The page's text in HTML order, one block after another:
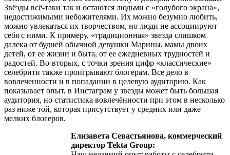
Звёзды всё-таки так и остаются людьми с «голубого экрана»,
недостижимыми небожителями. Их можно безумно любить,
можно увлекаться их творчеством, но люди не ассоциируют
себя с ними. К примеру, «традиционная» звезда слишком
далека от будней обычной девушки Марины, мамы двоих
детей, от ее жизни и быта, от ее ежедневных трудностей и
радостей. Во-вторых, с точки зрения цифр «классические»
селебрити также проигрывают блогерам. Все дело в
вовлеченности и в попадании в целевую аудиторию. Как
показывает опыт, в Инстаграм у звезды может быть большая
аудитория, но статистика вовлечённости при этом в несколько
раз ниже той, которая присутствует у средних или даже
мелких блогеров.
Елизавета Севастьянова, коммерческий
директор Tekta Group: